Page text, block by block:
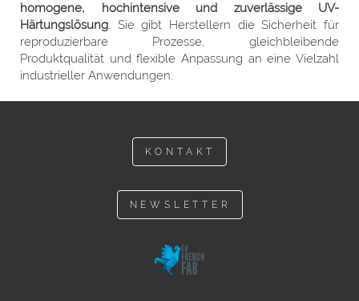
homogene, hochintensive und zuverlässige UV-
Härtungslösung. Sie gibt Herstellern die Sicherheit für
reproduzierbare Prozesse, gleichbleibende
Produktqualität und flexible Anpassung an eine Vielzahl
industrieller Anwendungen.
KONTAKT
NEWSLETTER